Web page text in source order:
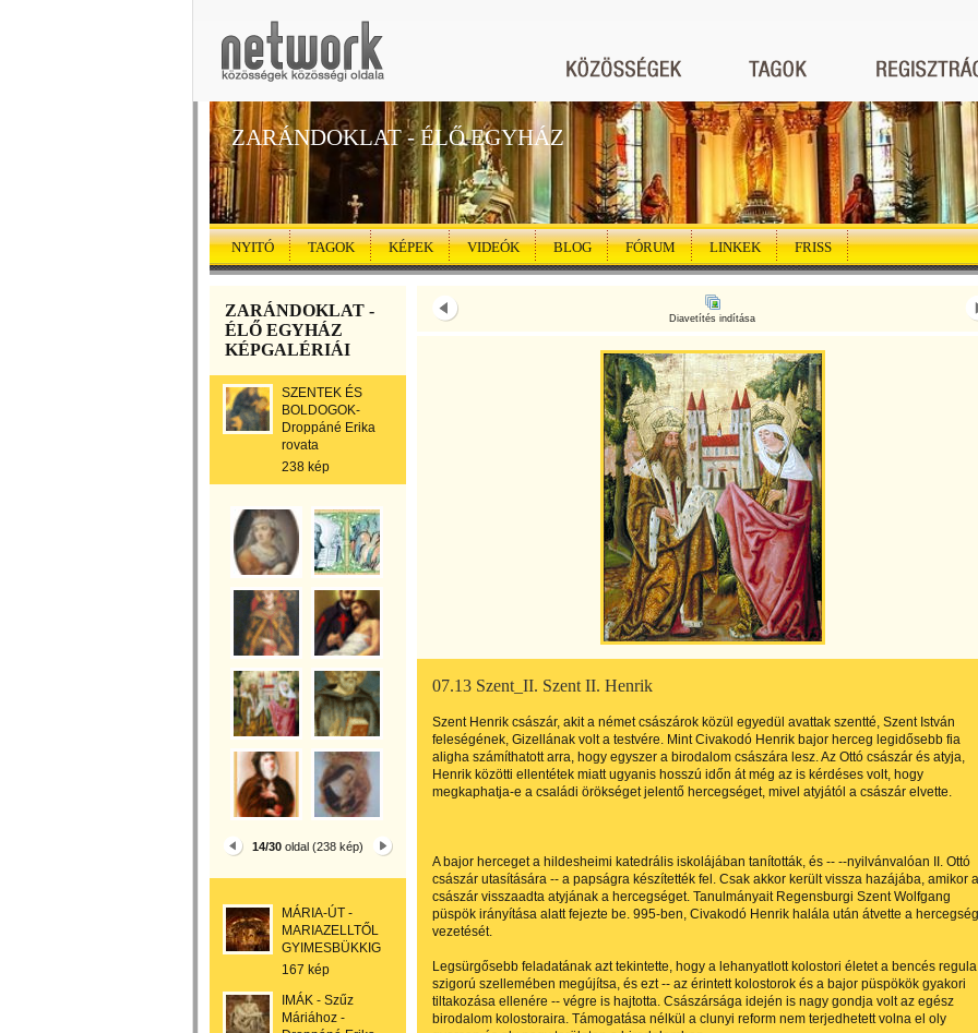
ZARÁNDOKLAT - ÉLŐ EGYHÁZ
NYITÓ TAGOK KÉPEK VIDEÓK BLOG FÓRUM LINKEK FRISS
ZARÁNDOKLAT -
ÉLŐ EGYHÁZ
KÉPGALÉRIÁI
SZENTEK ÉS
BOLDOGOK-
Droppáné Erika
rovata
238 kép
14/30 oldal (238 kép)
MÁRIA-ÚT -
MARIAZELLTŐL
GYIMESBÜKKIG
167 kép
IMÁK - Szűz
Máriához -
Diavetítés indítása
07.13 Szent_II. Szent II. Henrik
Szent Henrik császár, akit a német császárok közül egyedül avattak szentté, Szent István
feleségének, Gizellának volt a testvére. Mint Civakodó Henrik bajor herceg legidősebb fia
aligha számíthatott arra, hogy egyszer a birodalom császára lesz. Az Ottó császár és atyja,
Henrik közötti ellentétek miatt ugyanis hosszú időn át még az is kérdéses volt, hogy
megkaphatja-e a családi örökséget jelentő hercegséget, mivel atyjától a császár elvette.
A bajor herceget a hildesheimi katedrális iskolájában tanították, és -- --nyilvánvalóan II. Ottó
császár utasítására -- a papságra készítették fel. Csak akkor került vissza hazájába, amikor a
császár visszaadta atyjának a hercegséget. Tanulmányait Regensburgi Szent Wolfgang
püspök irányítása alatt fejezte be. 995-ben, Civakodó Henrik halála után átvette a hercegség
vezetését.
Legsürgősebb feladatának azt tekintette, hogy a lehanyatlott kolostori életet a bencés regula
szigorú szellemében megújítsa, és ezt -- az érintett kolostorok és a bajor püspökök gyakori
tiltakozása ellenére -- végre is hajtotta. Császársága idején is nagy gondja volt az egész
birodalom kolostoraira. Támogatása nélkül a clunyi reform nem terjedhetett volna el oly